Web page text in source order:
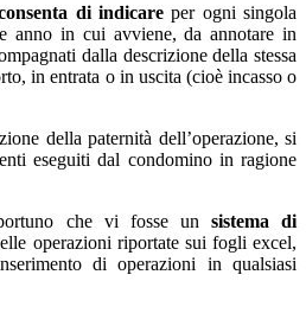
di indicare per ogni singola
anno in cui avviene, da annotare in
dalla descrizione della stessa
in entrata o in uscita (cioè incasso o
della paternità dell’operazione, si
eseguiti dal condomino in ragione
che vi fosse un sistema di
operazioni riportate sui fogli excel,
di operazioni in qualsiasi